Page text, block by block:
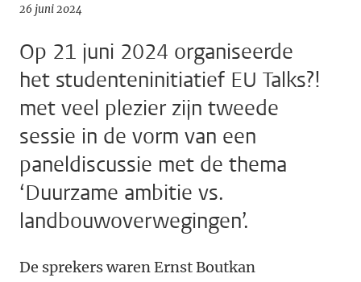
26 juni 2024
Op 21 juni 2024 organiseerde
het studenteninitiatief EU Talks?!
met veel plezier zijn tweede
sessie in de vorm van een
paneldiscussie met de thema
‘Duurzame ambitie vs.
landbouwoverwegingen’.
De sprekers waren Ernst Boutkan